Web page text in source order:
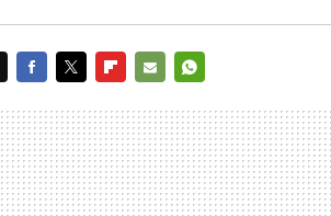
MAIL